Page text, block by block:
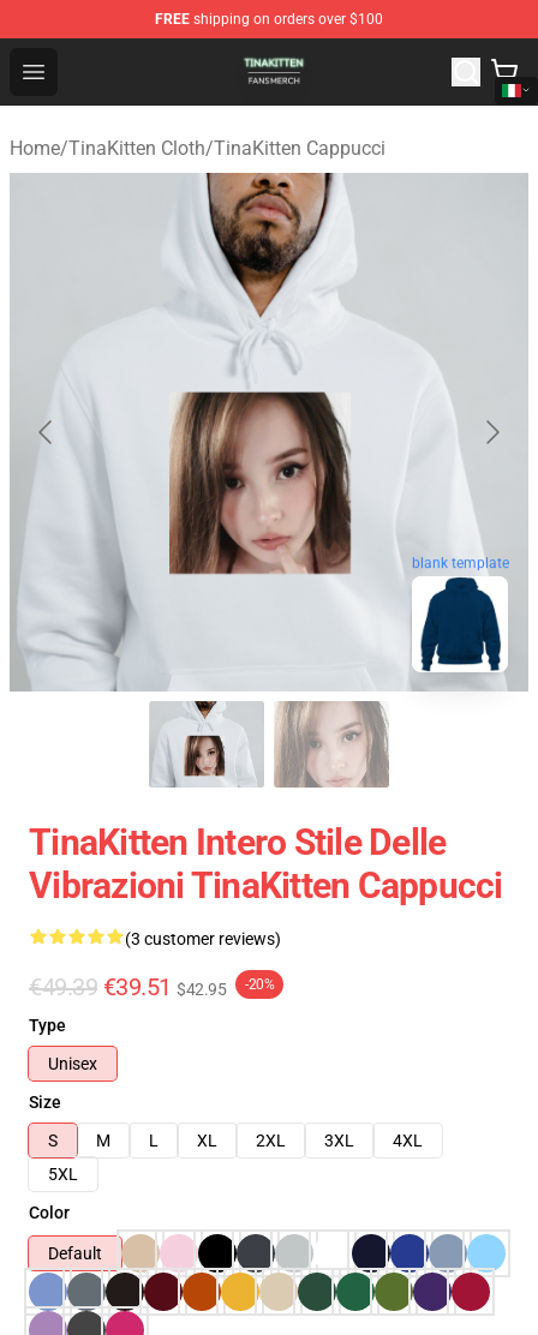
FREE shipping on orders over $100
Open menu
TinaKitten Shop - Official TinaKitten Merchandise Store
Home/TinaKitten Cloth/TinaKitten Cappucci
blank template
TinaKitten Intero Stile Delle
Vibrazioni TinaKitten Cappucci
(3 customer reviews)
€49.39 €39.51 $42.95 -20%
Type
Unisex
Size
S
M L XL 2XL 3XL
4XL
5XL
Color
Default